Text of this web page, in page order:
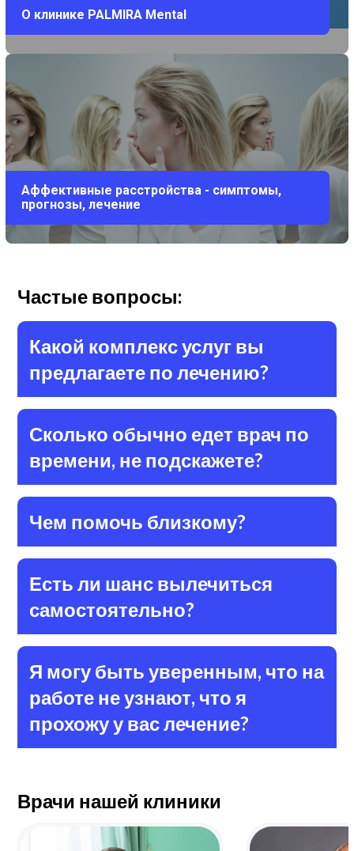
О клинике PALMIRA Mental
Аффективные расстройства - симптомы,
прогнозы, лечение
Частые вопросы:
Какой комплекс услуг вы
предлагаете по лечению?
Сколько обычно едет врач по
времени, не подскажете?
Чем помочь близкому?
Есть ли шанс вылечиться
самостоятельно?
Я могу быть уверенным, что на
работе не узнают, что я
прохожу у вас лечение?
Врачи нашей клиники